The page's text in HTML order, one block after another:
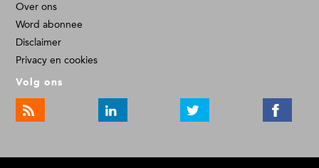
Over ons
Word abonnee
Disclaimer
Privacy en cookies
Volg ons